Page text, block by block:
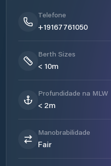
Telefone
+19167761050
Berth Sizes
< 10m
Profundidade na MLW
< 2m
Manobrabilidade
Fair